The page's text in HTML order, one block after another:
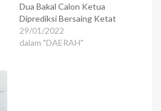
Dua Bakal Calon Ketua
Diprediksi Bersaing Ketat
29/01/2022
dalam "DAERAH"